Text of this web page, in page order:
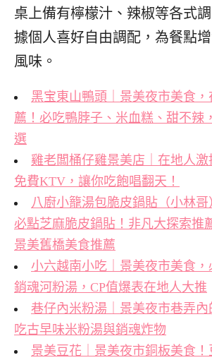
桌上備有檸檬汁、辣椒等各式
據個人喜好自由調配，為餐點
風味。
黑宝東山鴨頭｜景美夜市美食
薦！必吃鴨脖子、米血糕、甜不辣
選
雞老闆桶仔雞景美店｜在地人
免費KTV，讓你吃飽唱翻天！
八廚小籠湯包脆皮鍋貼（小林哥
必點芝麻脆皮鍋貼！非凡大探索推
景美舊橋美食推薦
小六越南小吃｜景美夜市美食，
銷魂河粉湯，CP值爆表在地人大推
巷仔內米粉湯｜景美夜市巷弄
吃古早味米粉湯與銷魂炸物
景美豆花｜景美夜市銅板美食